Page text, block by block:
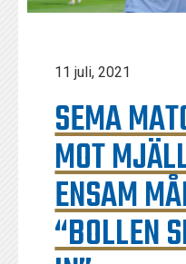
11 juli, 2021
SEMA
MOT
ENSAM
“BOLLEN